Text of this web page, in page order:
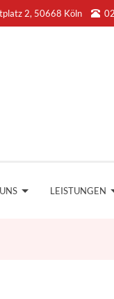
2, 50668 Köln
LEISTUNGEN